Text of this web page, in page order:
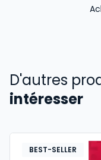
D'autres
intéresser
BEST-SELLER